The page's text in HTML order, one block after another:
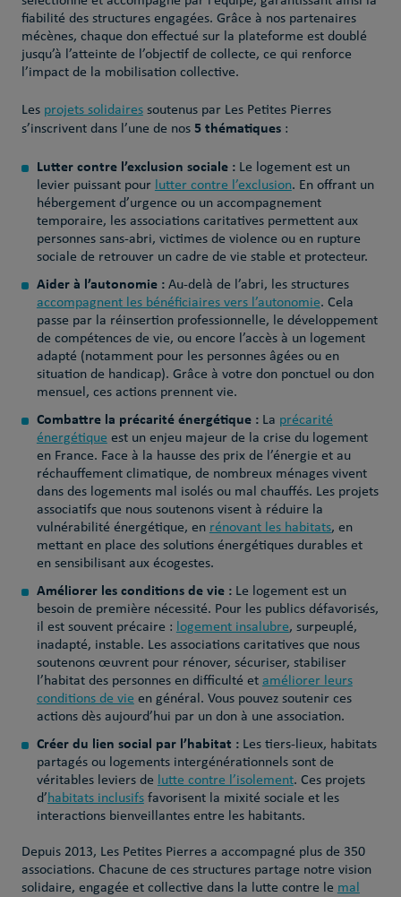
fiabilité des structures engagées. Grâce à nos partenaires
mécènes, chaque don effectué sur la plateforme est doublé
jusqu’à l’atteinte de l’objectif de collecte, ce qui renforce
l’impact de la mobilisation collective.
Les projets solidairessoutenus par Les Petites Pierres
s’inscrivent dansl’une de nos 5 thématiques:
Lutter contre l’exclusion sociale : Le logement est un
levier puissant pour lutter contre l’exclusion. En offrant un
hébergement d’urgence ou un accompagnement
temporaire, les associations caritatives permettent aux
personnes sans-abri, victimes de violence ou en rupture
sociale de retrouver un cadre de vie stable et protecteur.
Aider à l’autonomie : Au-delà de l’abri, les structures
accompagnent les bénéficiaires vers l’autonomie. Cela
passe par la réinsertion professionnelle, le développement
de compétences de vie, ou encore l’accès à un logement
adapté (notamment pour les personnes âgées ou en
situation de handicap). Grâce à votre don ponctuel ou don
mensuel, ces actions prennent vie.
Combattre la précarité énergétique :La précarité
énergétique est un enjeu majeur de la crise du logement
en France. Face à la hausse des prix de l’énergie et au
réchauffement climatique, de nombreux ménages vivent
dans des logements mal isolés ou mal chauffés. Les projets
associatifs que nous soutenons visent à réduire la
vulnérabilité énergétique, en rénovant les habitats, en
mettant en place des solutions énergétiques durables et
en sensibilisant aux écogestes.
Améliorer les conditions de vie :Le logement est un
besoin de première nécessité. Pour les publics défavorisés,
il est souvent précaire : logement insalubre, surpeuplé,
inadapté, instable. Les associations caritatives que nous
soutenons œuvrent pour rénover, sécuriser, stabiliser
l’habitat des personnes en difficulté et améliorer leurs
conditions de vie en général. Vous pouvez soutenir ces
actions dès aujourd’hui par un don à une association.
Créer du lien social par l’habitat :Les tiers-lieux, habitats
partagés ou logements intergénérationnels sont de
véritables leviers de
lutte contre l’isolement. Ces projets
d’habitats inclusifsfavorisent la mixité sociale et les
interactions bienveillantes entre les habitants.
Depuis 2013, Les Petites Pierres a accompagné plus de 350
associations. Chacune de ces structures partage notre vision
solidaire, engagée et collective dans la lutte contre le mal